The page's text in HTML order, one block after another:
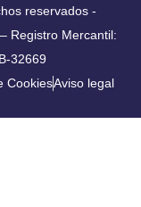
reservados -
Registro Mercantil:
32669
CookiesAviso legal